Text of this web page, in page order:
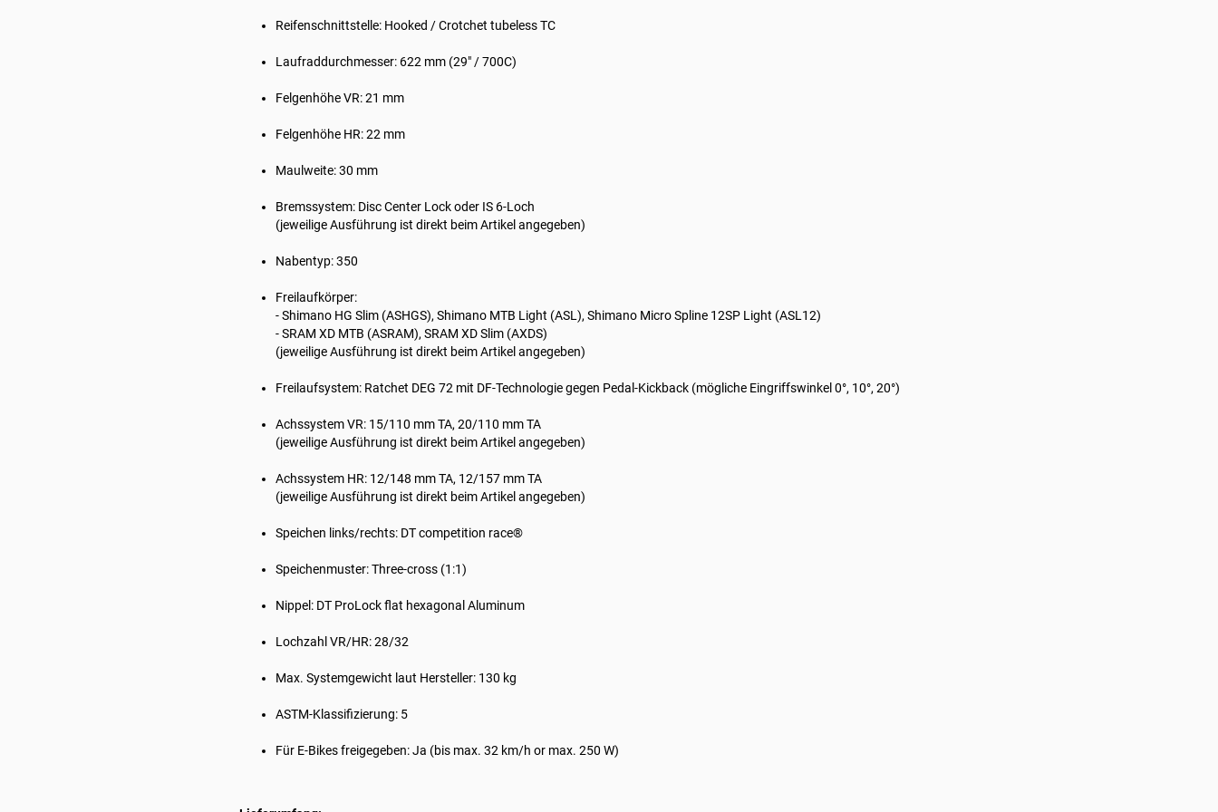
Reifenschnittstelle: Hooked / Crotchet tubeless TC
Laufraddurchmesser: 622 mm (29" / 700C)
Felgenhöhe VR: 21 mm
Felgenhöhe HR: 22 mm
Maulweite: 30 mm
Bremssystem: Disc Center Lock oder IS 6-Loch
(jeweilige Ausführung ist direkt beim Artikel angegeben)
Nabentyp: 350
Freilaufkörper:
- Shimano HG Slim (ASHGS), Shimano MTB Light (ASL), Shimano Micro Spline 12SP Light (ASL12)
- SRAM XD MTB (ASRAM), SRAM XD Slim (AXDS)
(jeweilige Ausführung ist direkt beim Artikel angegeben)
Freilaufsystem: Ratchet DEG 72 mit DF-Technologie gegen Pedal-Kickback (mögliche Eingriffswinkel 0°, 10°, 20°)
Achssystem VR: 15/110 mm TA, 20/110 mm TA
(jeweilige Ausführung ist direkt beim Artikel angegeben)
Achssystem HR: 12/148 mm TA, 12/157 mm TA
(jeweilige Ausführung ist direkt beim Artikel angegeben)
Speichen links/rechts: DT competition race®
Speichenmuster: Three-cross (1:1)
Nippel: DT ProLock flat hexagonal Aluminum
Lochzahl VR/HR: 28/32
Max. Systemgewicht laut Hersteller: 130 kg
ASTM-Klassifizierung: 5
Für E-Bikes freigegeben: Ja (bis max. 32 km/h or max. 250 W)